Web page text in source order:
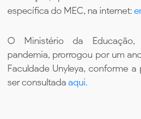
específica do MEC, na internet:
O Ministério da
pandemia, prorrogou por um
Faculdade Unyleya, conforme
ser consultada aqui.